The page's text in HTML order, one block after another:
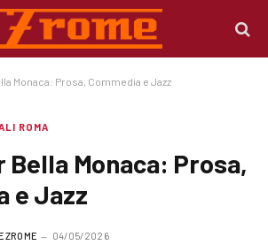
Monaca: Prosa, Commedia e Jazz
ROMA
Bella Monaca: Prosa,
e Jazz
04/05/2026